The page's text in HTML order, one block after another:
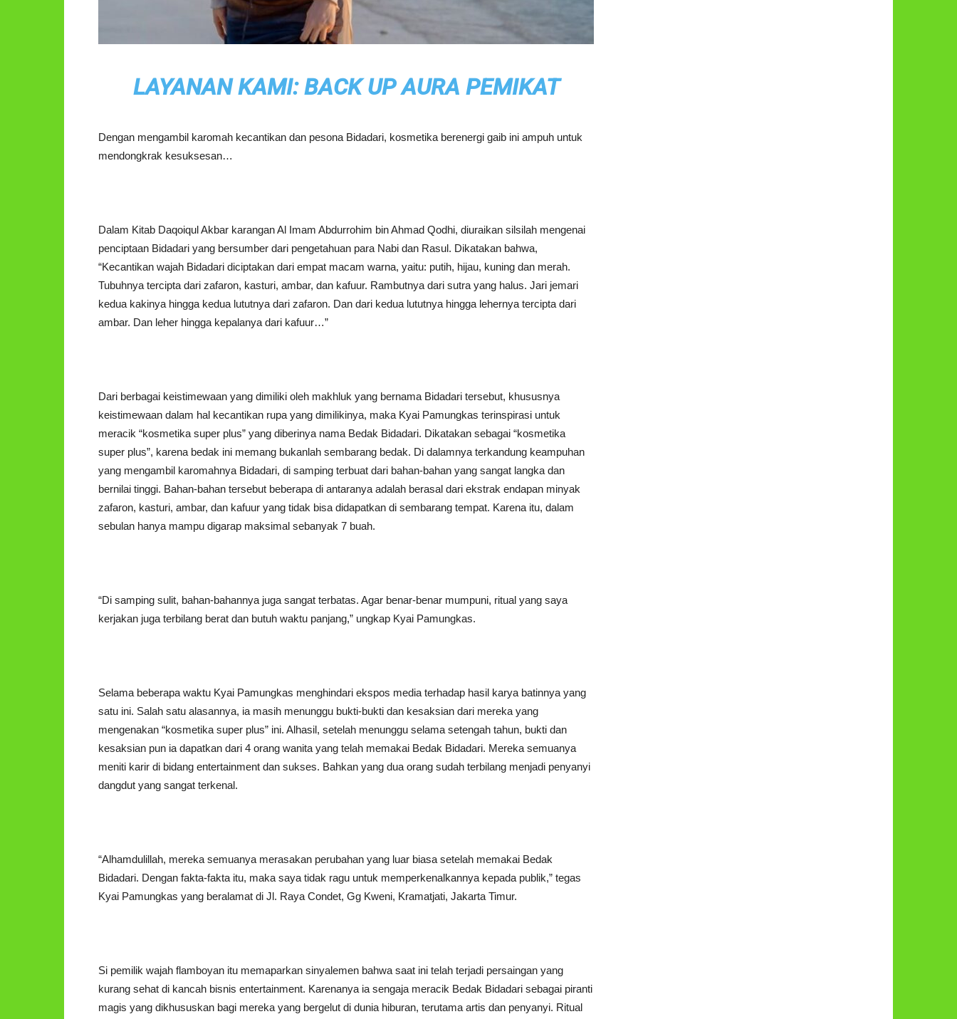
LAYANAN KAMI: BACK UP AURA PEMIKAT
Dengan mengambil karomah kecantikan dan pesona Bidadari, kosmetika berenergi gaib ini ampuh untuk
mendongkrak kesuksesan…
Dalam Kitab Daqoiqul Akbar karangan Al Imam Abdurrohim bin Ahmad Qodhi, diuraikan silsilah mengenai
penciptaan Bidadari yang bersumber dari pengetahuan para Nabi dan Rasul. Dikatakan bahwa,
“Kecantikan wajah Bidadari diciptakan dari empat macam warna, yaitu: putih, hijau, kuning dan merah.
Tubuhnya tercipta dari zafaron, kasturi, ambar, dan kafuur. Rambutnya dari sutra yang halus. Jari jemari
kedua kakinya hingga kedua lututnya dari zafaron. Dan dari kedua lututnya hingga lehernya tercipta dari
ambar. Dan leher hingga kepalanya dari kafuur…”
Dari berbagai keistimewaan yang dimiliki oleh makhluk yang bernama Bidadari tersebut, khususnya
keistimewaan dalam hal kecantikan rupa yang dimilikinya, maka Kyai Pamungkas terinspirasi untuk
meracik “kosmetika super plus” yang diberinya nama Bedak Bidadari. Dikatakan sebagai “kosmetika
super plus”, karena bedak ini memang bukanlah sembarang bedak. Di dalamnya terkandung keampuhan
yang mengambil karomahnya Bidadari, di samping terbuat dari bahan-bahan yang sangat langka dan
bernilai tinggi. Bahan-bahan tersebut beberapa di antaranya adalah berasal dari ekstrak endapan minyak
zafaron, kasturi, ambar, dan kafuur yang tidak bisa didapatkan di sembarang tempat. Karena itu, dalam
sebulan hanya mampu digarap maksimal sebanyak 7 buah.
“Di samping sulit, bahan-bahannya juga sangat terbatas. Agar benar-benar mumpuni, ritual yang saya
kerjakan juga terbilang berat dan butuh waktu panjang,” ungkap Kyai Pamungkas.
Selama beberapa waktu Kyai Pamungkas menghindari ekspos media terhadap hasil karya batinnya yang
satu ini. Salah satu alasannya, ia masih menunggu bukti-bukti dan kesaksian dari mereka yang
mengenakan “kosmetika super plus” ini. Alhasil, setelah menunggu selama setengah tahun, bukti dan
kesaksian pun ia dapatkan dari 4 orang wanita yang telah memakai Bedak Bidadari. Mereka semuanya
meniti karir di bidang entertainment dan sukses. Bahkan yang dua orang sudah terbilang menjadi penyanyi
dangdut yang sangat terkenal.
“Alhamdulillah, mereka semuanya merasakan perubahan yang luar biasa setelah memakai Bedak
Bidadari. Dengan fakta-fakta itu, maka saya tidak ragu untuk memperkenalkannya kepada publik,” tegas
Kyai Pamungkas yang beralamat di Jl. Raya Condet, Gg Kweni, Kramatjati, Jakarta Timur.
Si pemilik wajah flamboyan itu memaparkan sinyalemen bahwa saat ini telah terjadi persaingan yang
kurang sehat di kancah bisnis entertainment. Karenanya ia sengaja meracik Bedak Bidadari sebagai piranti
magis yang dikhususkan bagi mereka yang bergelut di dunia hiburan, terutama artis dan penyanyi. Ritual